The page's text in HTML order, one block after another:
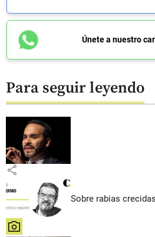
Únete a nuestro
Para seguir leyendo
share
Sobre rabias
share